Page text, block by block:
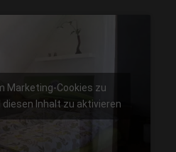
Marketing-Cookies zu
Inhalt zu aktivieren